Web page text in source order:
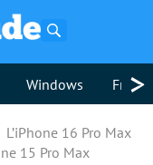
Windows >
L’iPhone 16 Pro Max
15 Pro Max